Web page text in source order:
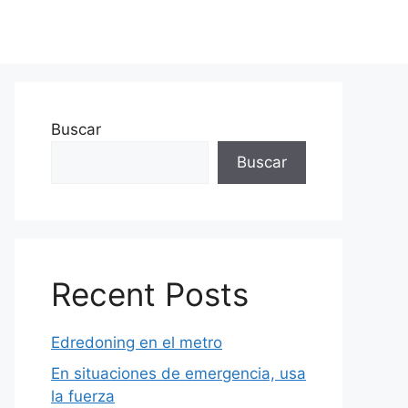
Buscar
Buscar
Recent Posts
Edredoning en el metro
En situaciones de emergencia, usa
la fuerza